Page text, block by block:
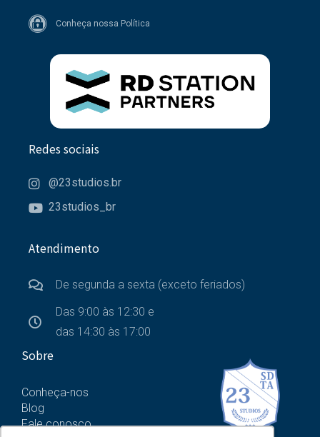
Sobre
Conheça-nos
Blog
Fale conosco
Atendimento
De segunda a sexta (exceto feriados)
Das 9:00 às 12:30 e
das 14:30 às 17:00
Redes sociais
@23studios.br
23studios_br
Conheça nossa Política